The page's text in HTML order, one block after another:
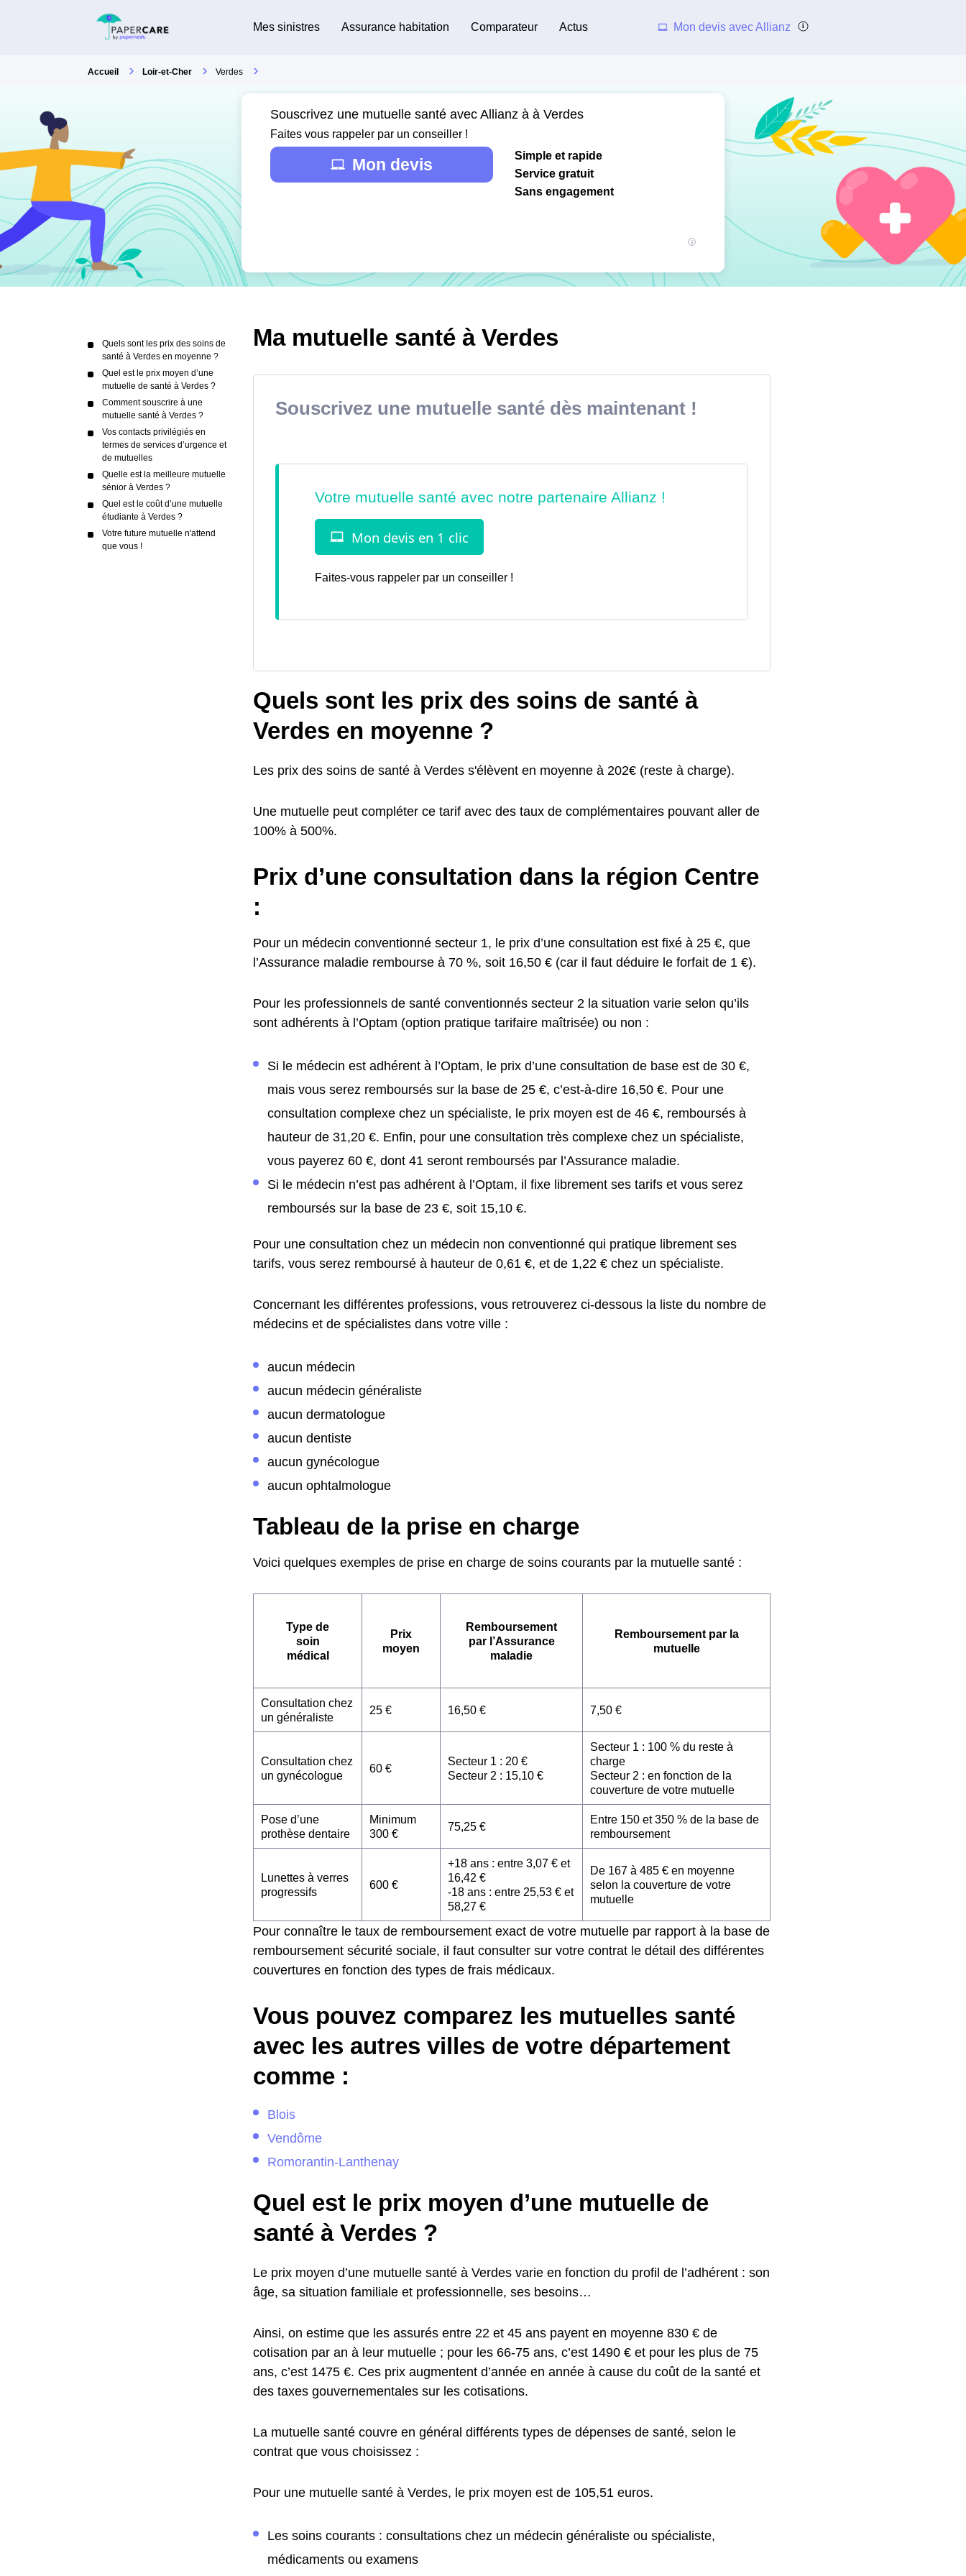
Mes sinistres Assurance habitation Comparateur Actus Mon devis avec Allianz
Accueil Loir-et-Cher Verdes
Souscrivez une mutuelle santé avec Allianz à à Verdes
Faites vous rappeler par un conseiller !
Mon devis
Simple et rapide
Service gratuit
Sans engagement
Quels sont les prix des soins de
santé à Verdes en moyenne ?
Quel est le prix moyen d’une
mutuelle de santé à Verdes ?
Comment souscrire à une
mutuelle santé à Verdes ?
Vos contacts privilégiés en
termes de services d’urgence et
de mutuelles
Quelle est la meilleure mutuelle
sénior à Verdes ?
Quel est le coût d’une mutuelle
étudiante à Verdes ?
Votre future mutuelle n'attend
que vous !
Ma mutuelle santé à Verdes
Souscrivez une mutuelle santé dès maintenant !
Faites-vous rappeler par un conseiller !
Quels sont les prix des soins de santé à
Verdes en moyenne ?
Les prix des soins de santé à Verdes s'élèvent en moyenne à 202€ (reste à charge).
Une mutuelle peut compléter ce tarif avec des taux de complémentaires pouvant aller de
100% à 500%.
Prix d’une consultation dans la région Centre
:
Pour un médecin conventionné secteur 1, le prix d’une consultation est fixé à 25 €, que
l’Assurance maladie rembourse à 70 %, soit 16,50 € (car il faut déduire le forfait de 1 €).
Pour les professionnels de santé conventionnés secteur 2 la situation varie selon qu’ils
sont adhérents à l’Optam (option pratique tarifaire maîtrisée) ou non :
Si le médecin est adhérent à l’Optam, le prix d’une consultation de base est de 30 €,
mais vous serez remboursés sur la base de 25 €, c’est-à-dire 16,50 €. Pour une
consultation complexe chez un spécialiste, le prix moyen est de 46 €, remboursés à
hauteur de 31,20 €. Enfin, pour une consultation très complexe chez un spécialiste,
vous payerez 60 €, dont 41 seront remboursés par l’Assurance maladie.
Si le médecin n’est pas adhérent à l’Optam, il fixe librement ses tarifs et vous serez
remboursés sur la base de 23 €, soit 15,10 €.
Pour une consultation chez un médecin non conventionné qui pratique librement ses
tarifs, vous serez remboursé à hauteur de 0,61 €, et de 1,22 € chez un spécialiste.
Concernant les différentes professions, vous retrouverez ci-dessous la liste du nombre de
médecins et de spécialistes dans votre ville :
aucun médecin
aucun médecin généraliste
aucun dermatologue
aucun dentiste
aucun gynécologue
aucun ophtalmologue
Tableau de la prise en charge
Voici quelques exemples de prise en charge de soins courants par la mutuelle santé :
Type de
soin
médical
Prix
moyen
Remboursement
par l’Assurance
maladie
Remboursement par la
mutuelle
Consultation chez
un généraliste
25 € 16,50 € 7,50 €
Consultation chez
un gynécologue
60 €
Secteur 1 : 20 €
Secteur 2 : 15,10 €
Secteur 1 : 100 % du reste à
charge
Secteur 2 : en fonction de la
couverture de votre mutuelle
Pose d’une
prothèse dentaire
Minimum
300 €
75,25 €
Entre 150 et 350 % de la base de
remboursement
Lunettes à verres
progressifs
600 €
+18 ans : entre 3,07 € et
16,42 €
-18 ans : entre 25,53 € et
58,27 €
De 167 à 485 € en moyenne
selon la couverture de votre
mutuelle
Pour connaître le taux de remboursement exact de votre mutuelle par rapport à la base de
remboursement sécurité sociale, il faut consulter sur votre contrat le détail des différentes
couvertures en fonction des types de frais médicaux.
Vous pouvez comparez les mutuelles santé
avec les autres villes de votre département
comme :
Blois
Vendôme
Romorantin-Lanthenay
Quel est le prix moyen d’une mutuelle de
santé à Verdes ?
Le prix moyen d’une mutuelle santé à Verdes varie en fonction du profil de l’adhérent : son
âge, sa situation familiale et professionnelle, ses besoins…
Ainsi, on estime que les assurés entre 22 et 45 ans payent en moyenne 830 € de
cotisation par an à leur mutuelle ; pour les 66-75 ans, c’est 1490 € et pour les plus de 75
ans, c’est 1475 €. Ces prix augmentent d’année en année à cause du coût de la santé et
des taxes gouvernementales sur les cotisations.
La mutuelle santé couvre en général différents types de dépenses de santé, selon le
contrat que vous choisissez :
Pour une mutuelle santé à Verdes, le prix moyen est de 105,51 euros.
Les soins courants : consultations chez un médecin généraliste ou spécialiste,
médicaments ou examens